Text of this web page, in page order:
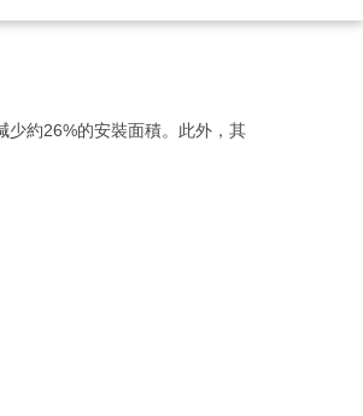
約26%的安裝面積。此外，其